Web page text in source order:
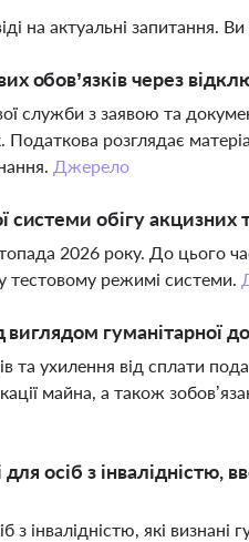
на актуальні запитання. Ви
обов’язків через
служби з заявою та
розглядає
Джерело
обігу акцизних
2026 року. До цього
тестовому режимі системи.
виглядом гуманітарної
та ухилення від сплати
майна, а також
осіб з інвалідністю,
з інвалідністю, які